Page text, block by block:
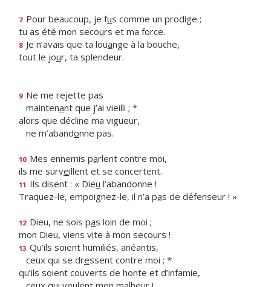
7 Pour beaucoup, je fus comme un prodige ;
tu as été mon secours et ma force.
8 Je n’avais que ta louange à la bouche,
tout le jour, ta splendeur.
9 Ne me rejette pas
maintenant que j’ai vieilli ; *
alors que décline ma vigueur,
ne m’abandonne pas.
10 Mes ennemis parlent contre moi,
ils me surveillent et se concertent.
11 Ils disent : « Dieu l’abandonne !
Traquez-le, empoignez-le, il n’a pas de défenseur ! »
12 Dieu, ne sois pas loin de moi ;
mon Dieu, viens vite à mon secours !
13 Qu’ils soient humiliés, anéantis,
ceux qui se dressent contre moi ; *
qu’ils soient couverts de honte et d’infamie,